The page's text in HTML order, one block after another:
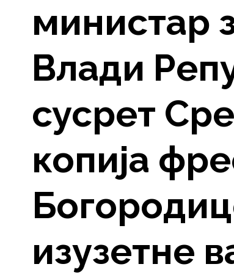
министар
Влади
сусрет
копија
изузетне